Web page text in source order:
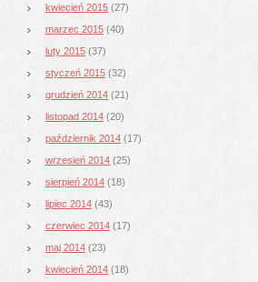
kwiecień 2015 (27)
marzec 2015 (40)
luty 2015 (37)
styczeń 2015 (32)
grudzień 2014 (21)
listopad 2014 (20)
październik 2014 (17)
wrzesień 2014 (25)
sierpień 2014 (18)
lipiec 2014 (43)
czerwiec 2014 (17)
maj 2014 (23)
kwiecień 2014 (18)